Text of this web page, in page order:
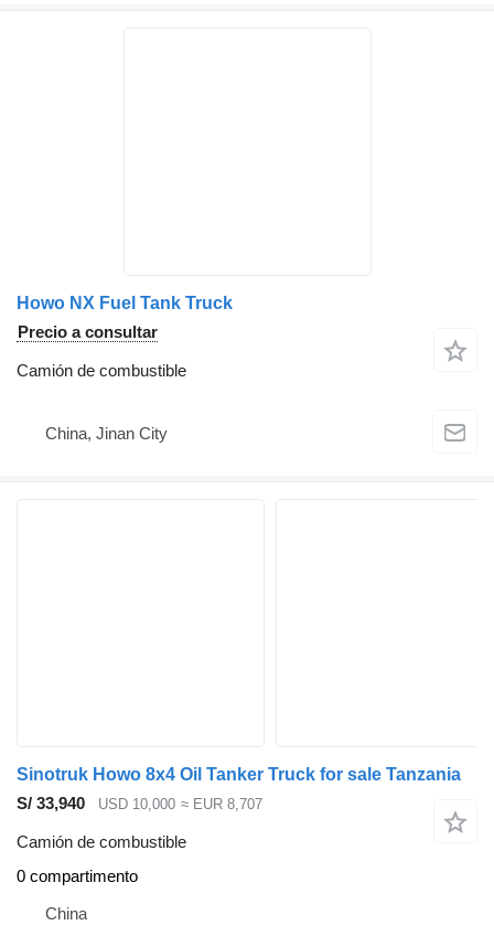
Howo NX Fuel Tank Truck
Precio a consultar
Camión de combustible
China, Jinan City
Sinotruk Howo 8x4 Oil Tanker Truck for sale Tanzania
S/ 33,940
USD 10,000 ≈ EUR 8,707
Camión de combustible
0 compartimento
China